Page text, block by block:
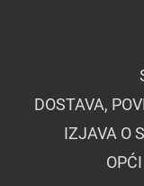
DOSTAVA,
IZJAVA O